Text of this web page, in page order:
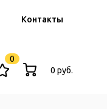
Контакты
0
0 руб.